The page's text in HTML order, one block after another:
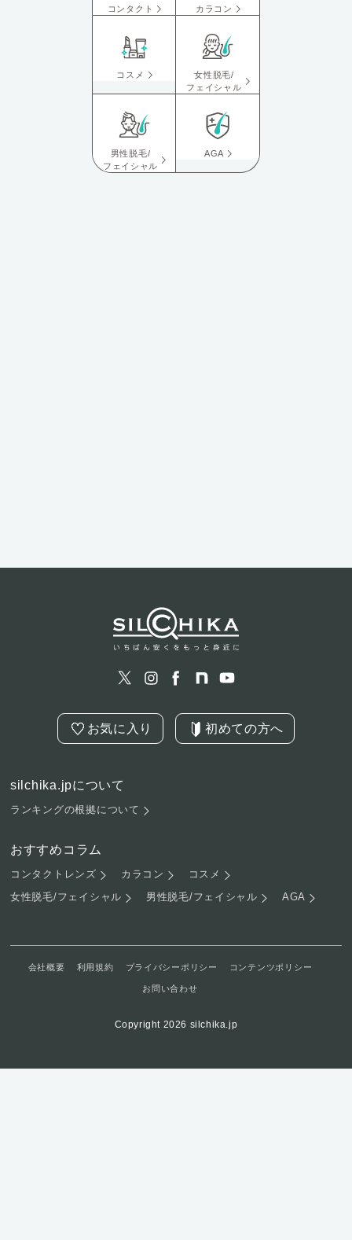
コンタクト カラコン
コスメ
女性脱毛/
フェイシャル
男性脱毛/
フェイシャル
AGA
お気に入り 初めての方へ
silchika.jpについて
ランキングの根拠について
おすすめコラム
コンタクトレンズ カラコン
コスメ
女性脱毛/フェイシャル
男性脱毛/フェイシャル AGA
会社概要 利用規約 プライバシーポリシー コンテンツポリシー
お問い合わせ
Copyright 2026 silchika.jp